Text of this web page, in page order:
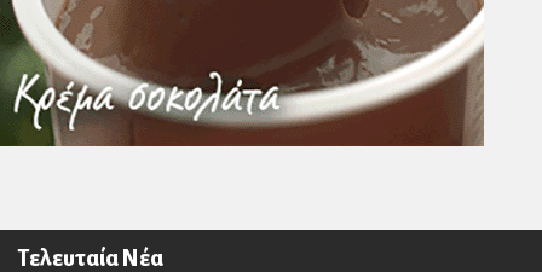
Τελευταία Νέα